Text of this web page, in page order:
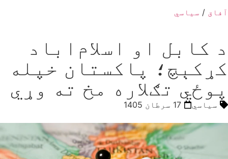
آفاق / سیاسي
د کابل او اسلام‌اباد
کړکېچ؛ پاکستان خپله
پوځي تګلاره مخ ته وړي
سیاسي 17 سرطان 1405